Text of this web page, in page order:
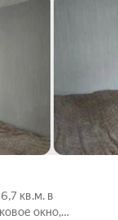
кв.м. в
окно,